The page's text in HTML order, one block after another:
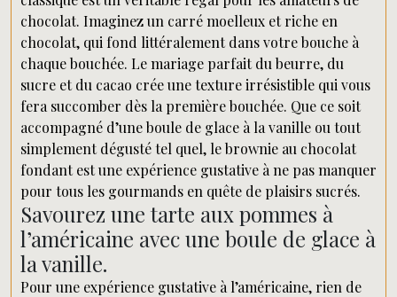
chocolat. Imaginez un carré moelleux et riche en
chocolat, qui fond littéralement dans votre bouche à
chaque bouchée. Le mariage parfait du beurre, du
sucre et du cacao crée une texture irrésistible qui vous
fera succomber dès la première bouchée. Que ce soit
accompagné d’une boule de glace à la vanille ou tout
simplement dégusté tel quel, le brownie au chocolat
fondant est une expérience gustative à ne pas manquer
pour tous les gourmands en quête de plaisirs sucrés.
Savourez une tarte aux pommes à
l’américaine avec une boule de glace à
la vanille.
Pour une expérience gustative à l’américaine, rien de